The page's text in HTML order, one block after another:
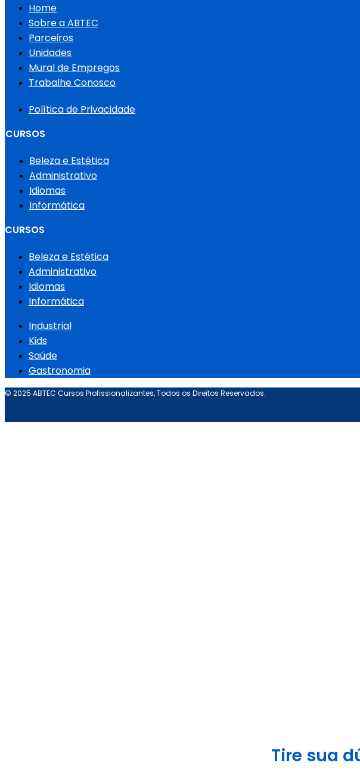
Home
Sobre a ABTEC
Parceiros
Unidades
Mural de Empregos
Trabalhe Conosco
Política de Privacidade
CURSOS
Beleza e Estética
Administrativo
Idiomas
Informática
CURSOS
Beleza e Estética
Administrativo
Idiomas
Informática
Industrial
Kids
Saúde
Gastronomia
© 2025 ABTEC Cursos Profissionalizantes, Todos os Direitos Reservados.
Tire sua